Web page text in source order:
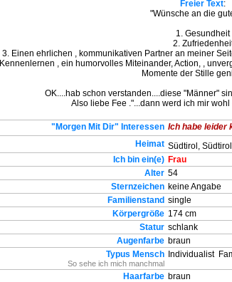
Freier Text:
"Wünsche an die
1. Gesundheit
2.
3. Einen ehrlichen , kommunikativen Partner an meiner
Kennenlernen , ein humorvolles Miteinander, Action, ,
Momente der Stille
OK....hab schon verstanden....diese "Männer"
Also liebe Fee ."...dann werd ich mir
"Morgen Mit Dir" Interessen Ich habe leider
Heimat Südtirol, Südtirol
Ich bin ein(e) Frau
Alter 54
Sternzeichen keine Angabe
Familienstand single
Körpergröße 174 cm
Statur schlank
Augenfarbe braun
Typus Mensch
So sehe ich mich manchmal
Individualist
Haarfarbe braun